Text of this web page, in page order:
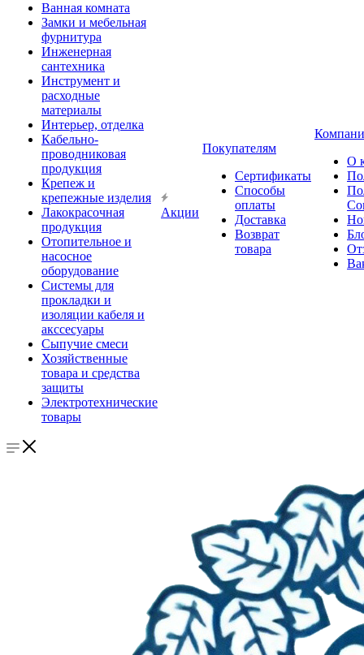
Ванная комната
Замки и мебельная
фурнитура
Инженерная
сантехника
Инструмент и
расходные
материалы
Интерьер, отделка
Кабельно-
проводниковая
продукция
Крепеж и
крепежные изделия
Лакокрасочная
продукция
Отопительное и
насосное
оборудование
Системы для
прокладки и
изоляции кабеля и
акссесуары
Сыпучие смеси
Хозяйственные
товара и средства
защиты
Электротехнические
товары
Акции
Покупателям
Сертификаты
Способы
оплаты
Доставка
Возврат
товара
О